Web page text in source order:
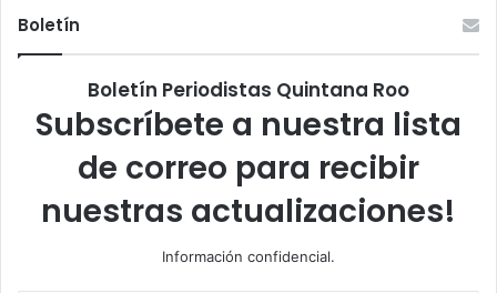
Boletín
Boletín Periodistas Quintana Roo
Subscríbete a nuestra lista
de correo para recibir
nuestras actualizaciones!
Información confidencial.